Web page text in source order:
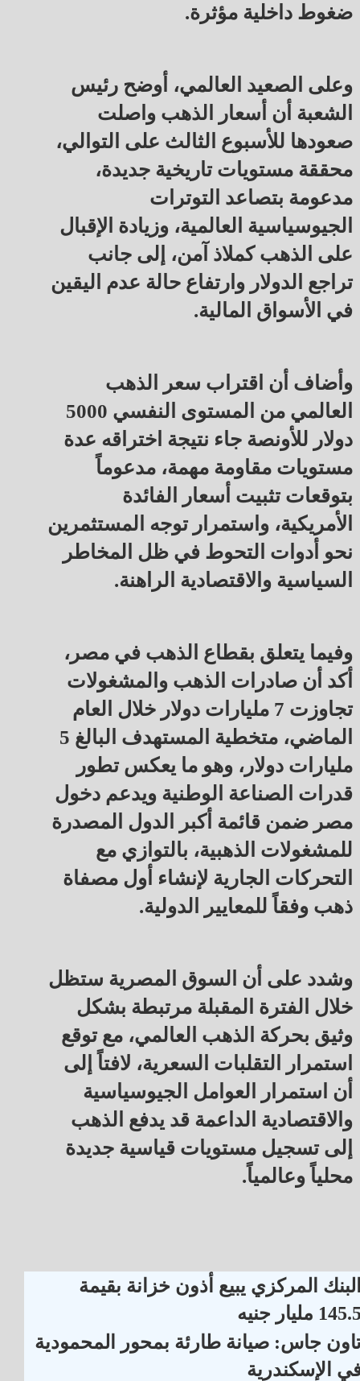
ضغوط داخلية مؤثرة.
وعلى الصعيد العالمي، أوضح رئيس
الشعبة أن أسعار الذهب واصلت
صعودها للأسبوع الثالث على التوالي،
محققة مستويات تاريخية جديدة،
مدعومة بتصاعد التوترات
الجيوسياسية العالمية، وزيادة الإقبال
على الذهب كملاذ آمن، إلى جانب
تراجع الدولار وارتفاع حالة عدم اليقين
في الأسواق المالية.
وأضاف أن اقتراب سعر الذهب
العالمي من المستوى النفسي 5000
دولار للأونصة جاء نتيجة اختراقه عدة
مستويات مقاومة مهمة، مدعوماً
بتوقعات تثبيت أسعار الفائدة
الأمريكية، واستمرار توجه المستثمرين
نحو أدوات التحوط في ظل المخاطر
السياسية والاقتصادية الراهنة.
وفيما يتعلق بقطاع الذهب في مصر،
أكد أن صادرات الذهب والمشغولات
تجاوزت 7 مليارات دولار خلال العام
الماضي، متخطية المستهدف البالغ 5
مليارات دولار، وهو ما يعكس تطور
قدرات الصناعة الوطنية ويدعم دخول
مصر ضمن قائمة أكبر الدول المصدرة
للمشغولات الذهبية، بالتوازي مع
التحركات الجارية لإنشاء أول مصفاة
ذهب وفقاً للمعايير الدولية.
وشدد على أن السوق المصرية ستظل
خلال الفترة المقبلة مرتبطة بشكل
وثيق بحركة الذهب العالمي، مع توقع
استمرار التقلبات السعرية، لافتاً إلى
أن استمرار العوامل الجيوسياسية
والاقتصادية الداعمة قد يدفع الذهب
إلى تسجيل مستويات قياسية جديدة
محلياً وعالمياً.
المركزي يبيع أذون خزانة بقيمة
مليار جنيه
جاس: صيانة طارئة بمحور المحمودية
الإسكندرية